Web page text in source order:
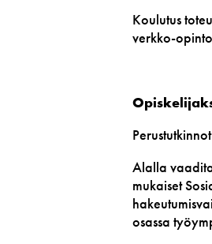
Koulutus
verkko-
Alalla
mukaiset
osassa